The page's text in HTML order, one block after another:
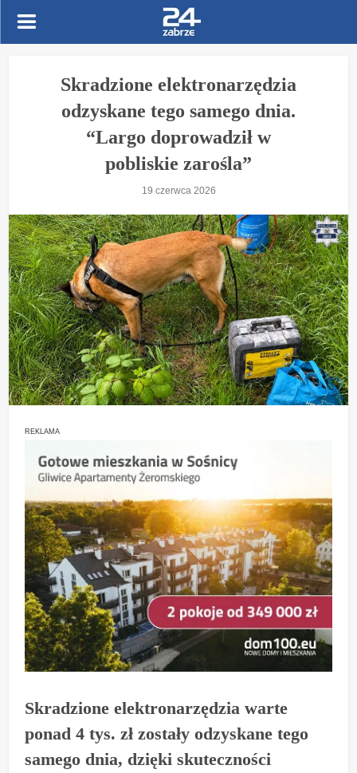
Skradzione elektronarzędzia
odzyskane tego samego dnia.
“Largo doprowadził w
pobliskie zarośla”
19 czerwca 2026
REKLAMA
Skradzione elektronarzędzia warte
ponad 4 tys. zł zostały odzyskane tego
samego dnia, dzięki skuteczności